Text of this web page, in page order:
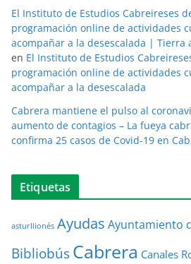
El Instituto de Estudios Cabreireses
programación online de actividades
acompañar a la desescalada | Tierra
en El Instituto de Estudios
programación online de actividades
acompañar a la desescalada
Cabrera mantiene el pulso al
aumento de contagios – La fueya
confirma 25 casos de Covid-19 en
Etiquetas
asturllionés Ayudas Ayuntamiento
BibliobúsCabrera Canales